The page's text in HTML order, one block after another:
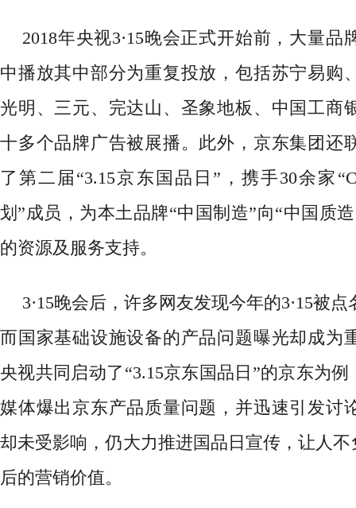
2018年央视3·15晚会正式开始前，大量品
中播放其中部分为重复投放，包括苏宁易购
光明、三元、完达山、圣象地板、中国工商
十多个品牌广告被展播。此外，京东集团还
了第二届“3.15京东国品日”，携手30余家
划”成员，为本土品牌“中国制造”向“中国质
的资源及服务支持。
3·15晚会后，许多网友发现今年的3·15被
而国家基础设施设备的产品问题曝光却成为
央视共同启动了“3.15京东国品日”的京东为例
媒体爆出京东产品质量问题，并迅速引发讨
却未受影响，仍大力推进国品日宣传，让人不
后的营销价值。